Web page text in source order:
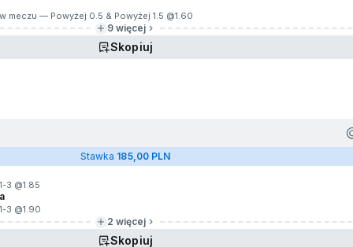
meczu — Powyżej 0.5 & Powyżej 1.5 @1.60
9 więcej
Skopiuj
Stawka 185,00 PLN
3 @1.85
3 @1.90
2 więcej
Skopiuj